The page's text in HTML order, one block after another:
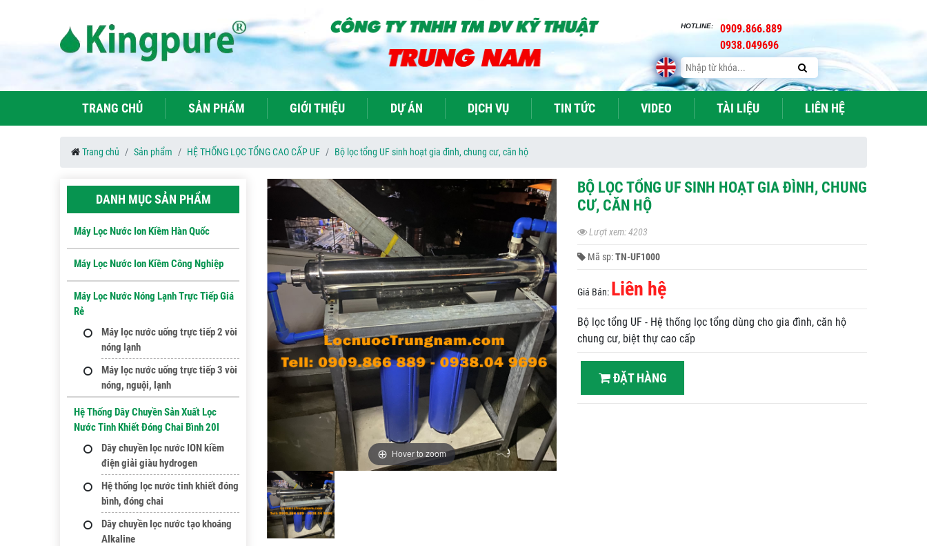
HOTLINE:
0909.866.889
0938.049696
TRANG CHỦ SẢN PHẨM GIỚI THIỆU DỰ ÁN DỊCH VỤ TIN TỨC VIDEO TÀI LIỆU LIÊN HỆ
Trang chủ Sản phẩm HỆ THỐNG LỌC TỔNG CAO CẤP UF Bộ lọc tổng UF sinh hoạt gia đình, chung cư, căn hộ
Hover to zoom
BỘ LỌC TỔNG UF SINH HOẠT GIA ĐÌNH, CHUNG
CƯ, CĂN HỘ
Lượt xem: 4203
Mã sp:TN-UF1000
Giá Bán: Liên hệ
Bộ lọc tổng UF - Hệ thống lọc tổng dùng cho gia đình, căn hộ
chung cư, biệt thự cao cấp
ĐẶT HÀNG
DANH MỤC SẢN PHẨM
Máy Lọc Nước Ion Kiềm Hàn Quốc
Máy Lọc Nước Ion Kiềm Công Nghiệp
Máy Lọc Nước Nóng Lạnh Trực Tiếp Giá
Rẻ
Máy lọc nước uống trực tiếp 2 vòi
nóng lạnh
Máy lọc nước uống trực tiếp 3 vòi
nóng, nguội, lạnh
Hệ Thống Dây Chuyền Sản Xuất Lọc
Nước Tinh Khiết Đóng Chai Bình 20l
Dây chuyền lọc nước ION kiềm
điện giải giàu hydrogen
Hệ thống lọc nước tinh khiết đóng
bình, đóng chai
Dây chuyền lọc nước tạo khoáng
Alkaline